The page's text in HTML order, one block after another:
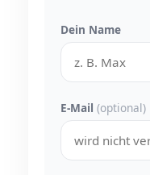
Dein Name
E-Mail (optional)